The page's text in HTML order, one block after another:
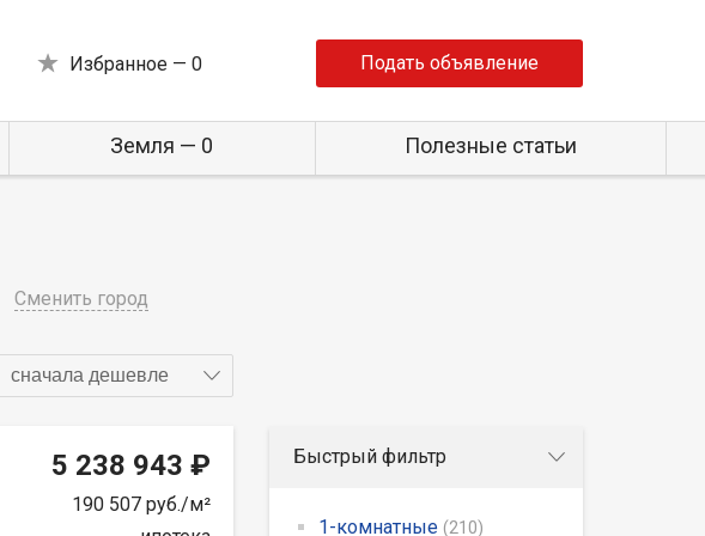
Избранное — 0 Подать объявление
Земля — 0 Полезные статьи
Сменить город
сначала дешевле
5 238 943 ₽
190 507 руб./м²
Быстрый фильтр
1-комнатные (210)